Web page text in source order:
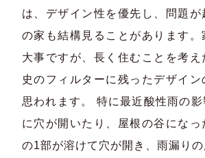
は、デザイン性を優先し、問題が
の家も結構見ることがあります。
大事ですが、長く住むことを考え
史のフィルターに残ったデザイン
思われます。 特に最近酸性雨の
に穴が開いたり、屋根の谷になっ
の1部が溶けて穴が開き、雨漏りの